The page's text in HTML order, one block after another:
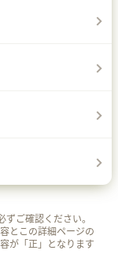
ご確認ください。
とこの詳細ページの
が「正」となります